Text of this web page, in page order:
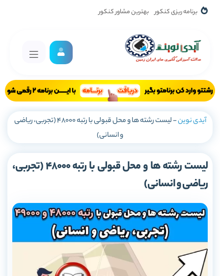
برنامه ریزی کنکور بهترین مشاور کنکور
آیدی نوین-
لیست رشته ها و محل قبولی با رتبه 48000 (تجربی، ریاضی
و انسانی)
لیست رشته ها و محل قبولی با رتبه 48000 (تجربی،
ریاضی و انسانی)